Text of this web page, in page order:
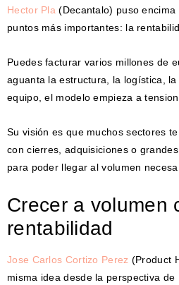
Hector Pla (Decantalo) puso
puntos más importantes: la
Puedes facturar varios millones de
aguanta la estructura, la logística,
equipo, el modelo empieza a
Su visión es que muchos sectores
con cierres, adquisiciones o
para poder llegar al volumen
Crecer a volumen
rentabilidad
Jose Carlos Cortizo Perez (Product
misma idea desde la perspectiva